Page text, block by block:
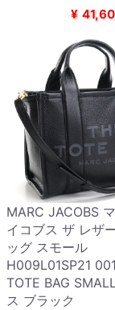
¥
MARC JACOBS
イコブス ザ レザ
ッグ スモール
H009L01SP21
TOTE BAG
ス ブラック